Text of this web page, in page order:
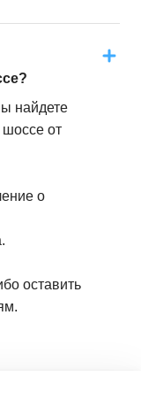
найдете
от
о
оставить